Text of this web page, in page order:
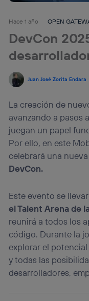
Hace 1 año OPEN
DevCon
Juan José Zorita Endara
La creación de
avanzando a pasos
juegan un papel
Por ello, en este
celebrará una
DevCon.
Este evento se
el Talent Arena de
reunirá a todos los
código. Durante la
explorar el potencial
y todas las
desarrolladores,